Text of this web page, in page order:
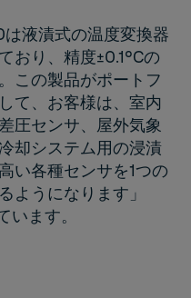
は液漬式の温度変換器
おり、精度±0.1°Cの
この製品がポートフ
て、お客様は、室内
圧センサ、屋外気象
却システム用の浸漬
い各種センサを1つの
ようになります」
ます。